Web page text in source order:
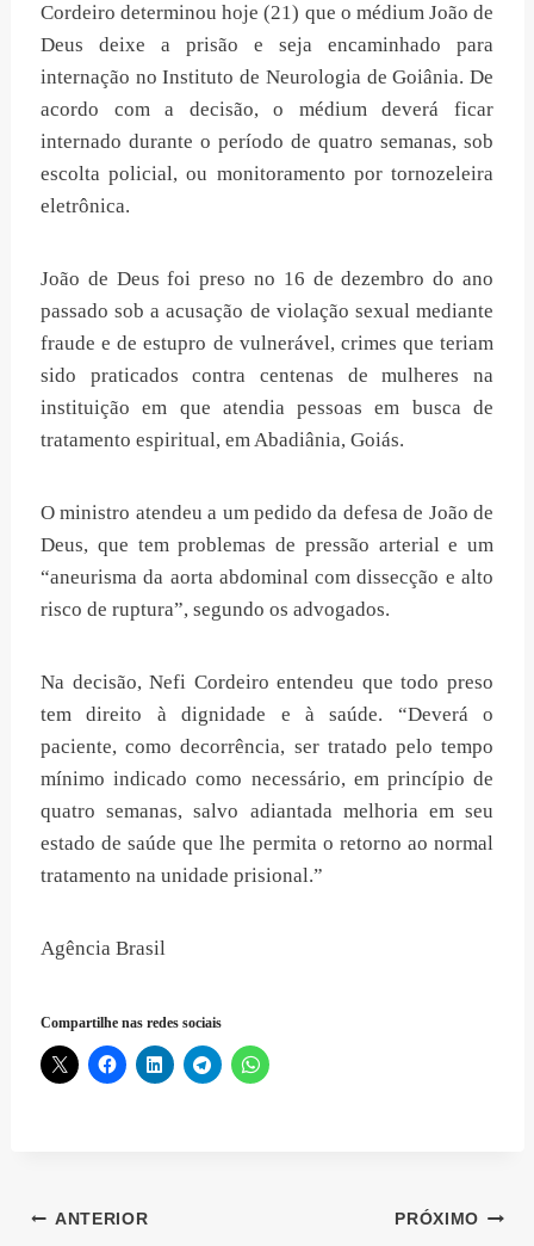
Cordeiro determinou hoje (21) que o médium João de
Deus deixe a prisão e seja encaminhado para
internação no Instituto de Neurologia de Goiânia. De
acordo com a decisão, o médium deverá ficar
internado durante o período de quatro semanas, sob
escolta policial, ou monitoramento por tornozeleira
eletrônica.
João de Deus foi preso no 16 de dezembro do ano
passado sob a acusação de violação sexual mediante
fraude e de estupro de vulnerável, crimes que teriam
sido praticados contra centenas de mulheres na
instituição em que atendia pessoas em busca de
tratamento espiritual, em Abadiânia, Goiás.
O ministro atendeu a um pedido da defesa de João de
Deus, que tem problemas de pressão arterial e um
“aneurisma da aorta abdominal com dissecção e alto
risco de ruptura”, segundo os advogados.
Na decisão, Nefi Cordeiro entendeu que todo preso
tem direito à dignidade e à saúde. “Deverá o
paciente, como decorrência, ser tratado pelo tempo
mínimo indicado como necessário, em princípio de
quatro semanas, salvo adiantada melhoria em seu
estado de saúde que lhe permita o retorno ao normal
tratamento na unidade prisional.”
Agência Brasil
Compartilhe nas redes sociais
Navegação
ANTERIOR PRÓXIMO